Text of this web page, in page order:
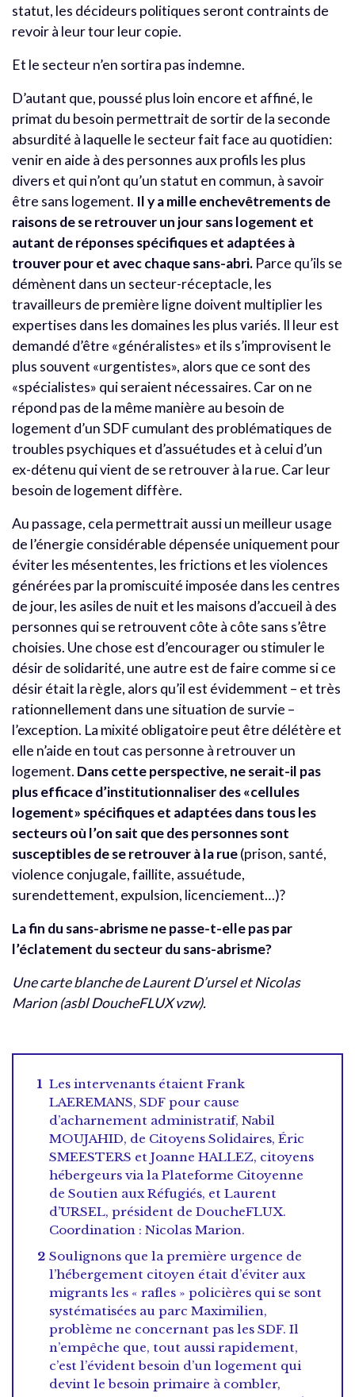
statut, les décideurs politiques seront contraints de
revoir à leur tour leur copie.
Et le secteur n’en sortira pas indemne.
D’autant que, poussé plus loin encore et affiné, le
primat du besoin permettrait de sortir de la seconde
absurdité à laquelle le secteur fait face au quotidien:
venir en aide à des personnes aux profils les plus
divers et qui n’ont qu’un statut en commun, à savoir
être sans logement. Il y a mille enchevêtrements de
raisons de se retrouver un jour sans logement et
autant de réponses spécifiques et adaptées à
trouver pour et avec chaque sans-abri. Parce qu’ils se
démènent dans un secteur-réceptacle, les
travailleurs de première ligne doivent multiplier les
expertises dans les domaines les plus variés. Il leur est
demandé d’être «généralistes» et ils s’improvisent le
plus souvent «urgentistes», alors que ce sont des
«spécialistes» qui seraient nécessaires. Car on ne
répond pas de la même manière au besoin de
logement d’un SDF cumulant des problématiques de
troubles psychiques et d’assuétudes et à celui d’un
ex-détenu qui vient de se retrouver à la rue. Car leur
besoin de logement diffère.
Au passage, cela permettrait aussi un meilleur usage
de l’énergie considérable dépensée uniquement pour
éviter les mésententes, les frictions et les violences
générées par la promiscuité imposée dans les centres
de jour, les asiles de nuit et les maisons d’accueil à des
personnes qui se retrouvent côte à côte sans s’être
choisies. Une chose est d’encourager ou stimuler le
désir de solidarité, une autre est de faire comme si ce
désir était la règle, alors qu’il est évidemment – et très
rationnellement dans une situation de survie –
l’exception. La mixité obligatoire peut être délétère et
elle n’aide en tout cas personne à retrouver un
logement. Dans cette perspective, ne serait-il pas
plus efficace d’institutionnaliser des «cellules
logement» spécifiques et adaptées dans tous les
secteurs où l’on sait que des personnes sont
susceptibles de se retrouver à la rue(prison, santé,
violence conjugale, faillite, assuétude,
surendettement, expulsion, licenciement…)?
La fin du sans-abrisme ne passe-t-elle pas par
l’éclatement du secteur du sans-abrisme?
Une carte blanche de Laurent D’ursel et Nicolas
Marion (asbl DoucheFLUX vzw).
Les intervenants étaient Frank
LAEREMANS, SDF pour cause
d’acharnement administratif, Nabil
MOUJAHID, de Citoyens Solidaires, Éric
SMEESTERS et Joanne HALLEZ, citoyens
hébergeurs via la Plateforme Citoyenne
de Soutien aux Réfugiés, et Laurent
d’URSEL, président de DoucheFLUX.
Coordination : Nicolas Marion.
Soulignons que la première urgence de
l’hébergement citoyen était d’éviter aux
migrants les « rafles » policières qui se sont
systématisées au parc Maximilien,
problème ne concernant pas les SDF. Il
n’empêche que, tout aussi rapidement,
c’est l’évident besoin d’un logement qui
devint le besoin primaire à combler,